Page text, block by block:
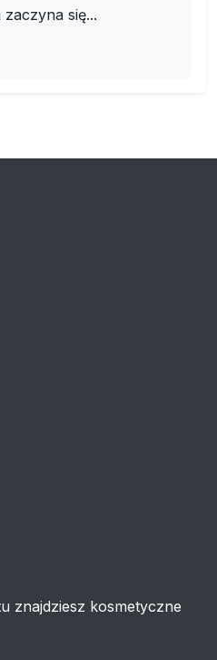
zaczyna się...
znajdziesz kosmetyczne